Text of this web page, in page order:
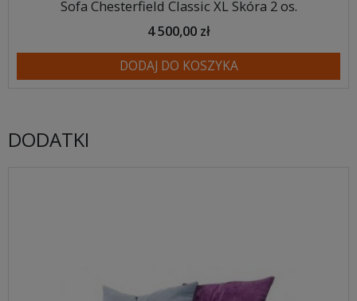
Sofa Chesterfield Classic XL Skóra 2 os.
4 500,00 zł
DODAJ DO KOSZYKA
DODATKI